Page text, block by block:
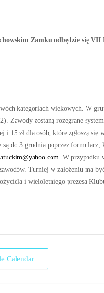
Zamku odbędzie się VII
kategoriach wiekowych. W
Zawody zostaną rozegrane
i 15 zł dla osób, które zgłoszą
są do 3 grudnia poprzez formularz,
. W przypadku
Turniej w założeniu ma
i wieloletniego prezesa
Calendar